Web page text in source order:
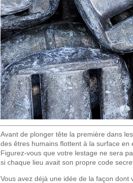
Avant de plonger tête la première dans
des êtres humains flottent à la surface en
Figurez-vous que votre lestage ne sera
si chaque lieu avait son propre code
Vous avez déjà une idée de la façon